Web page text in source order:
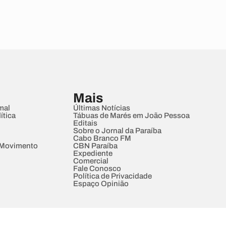
Mais
Últimas Notícias
Tábuas de Marés em João Pessoa
Editais
Sobre o Jornal da Paraíba
Cabo Branco FM
CBN Paraíba
Expediente
Comercial
Fale Conosco
Política de Privacidade
Espaço Opinião